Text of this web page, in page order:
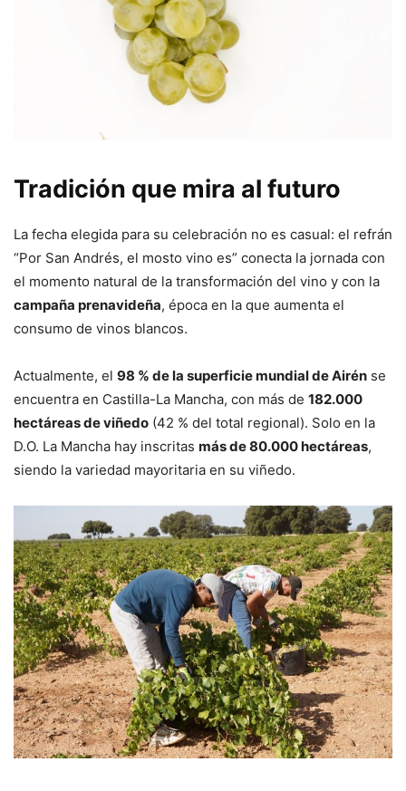
Tradición que mira al futuro
La fecha elegida para su celebración no es casual: el refrán
“Por San Andrés, el mosto vino es” conecta la jornada con
el momento natural de la transformación del vino y con la
campaña prenavideña, época en la que aumenta el
consumo de vinos blancos.
Actualmente, el 98 % de la superficie mundial de Airén se
encuentra en Castilla-La Mancha, con más de 182.000
hectáreas de viñedo (42 % del total regional). Solo en la
D.O. La Mancha hay inscritas más de 80.000 hectáreas,
siendo la variedad mayoritaria en su viñedo.